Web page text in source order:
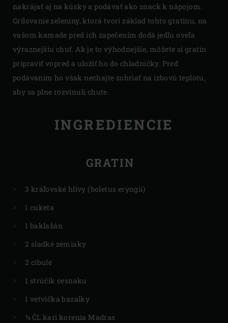
nakrájať aj na kúsky a podávať ako snack k nápojom.
Grilovanie zeleniny, ktorá tvorí základ tohto gratinu, na
vašom kamade pred ich zapečením dodá jedlu oveľa
výraznejšiu chuť. Ak je to výhodnejšie, môžete si gratin
pripraviť vopred a uložiť ho do chladničky. Pred
podávaním ho však nechajte zohriať na izbovú teplotu,
aby sa plne rozvinuli chute.
INGREDIENCIE
GRATIN
3 kráľovské hlivy (boletus eryngii)
1 cuketa
1 baklažán
2 sladké zemiaky
2 cibule
1 strúčik cesnaku
1 vetvička bazalky
½ ČL kari korenia Madras